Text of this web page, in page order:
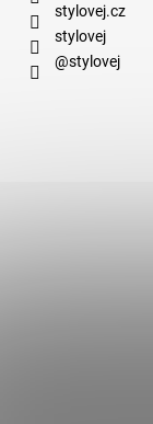
stylovej.cz
stylovej
@stylovej